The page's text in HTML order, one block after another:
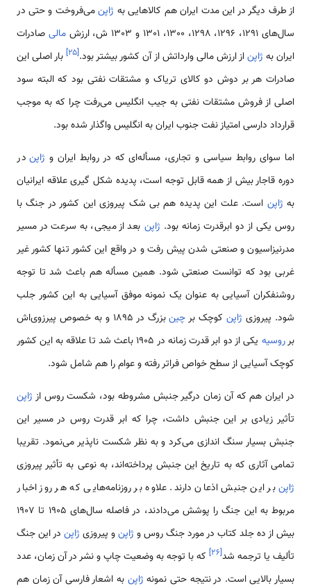
از طرف دیگر در این مدت ایران هم کالاهایی به ژاپنمی‌فروخت و حتی در
سال‌های 1291، 1296، 1298، 1300، 1301 و 1303 ش، ارزش
مالی صادرات
ایران به ژاپناز ارزش مالی وارداتش از آن کشور بیشتر بود.[۲۵]بار اصلی این
صادرات هر بر دوش دو کالای تریاک و مشتقات نفتی بود که البته سود
اصلی از فروش مشتقات نفتی به جیب انگلیس می‌رفت چرا که به موجب
قرارداد دارسی امتیاز نفت جنوب ایران به انگلیس واگذار شده بود.
اما سوای روابط سیاسی و تجاری، مسأله‌ای که در روابط ایران و ژاپن در
دوره قاجار بیش از همه قابل توجه است، پدیده شکل گیری علاقه ایرانیان
به ژاپن است. علت این پدیده هم بی شک پیروزی این کشور در جنگ با
روس یکی از دو ابرقدرت زمانه بود. ژاپن بعد از میجی، به سرعت در مسیر
مدرنیزاسیون و صنعتی شدن پیش رفت و در واقع این کشور تنها کشور غیر
غربی بود که توانست صنعتی شود. همین مسأله هم باعث شد تا توجه
روشنفکران آسیایی به عنوان یک نمونه موفق آسیایی به این کشور جلب
شود. پیروزی ژاپنکوچک برچین
بزرگ در 1895 و به خصوص پیرزوی‌اش
برروسیه
یکی از دو ابر قدرت زمانه در 1905 باعث شد تا علاقه به این کشور
کوچک آسیایی از سطح خواص فراتر رفته و عوام را هم شامل شود.
در ایران هم که آن زمان درگیر جنبش مشروطه بود، شکست روس از ژاپن
تأثیر زیادی بر این جنبش داشت، چرا که ابر قدرت روس در مسیر این
جنبش بسیار سنگ اندازی می‌کرد و به نظر شکست ناپذیر می‌نمود. تقریبا
تمامی آثاری که به تاریخ این جنبش پرداخته‌اند، به نوعی به تأثیر پیروزی
ژاپنبر این جنبش اذعان دارند. علاوه بر روزنامه‌هایی که هر روز اخبار
مربوط به این جنگ را پوشش می‌دادند، در فاصله سال‌های 1905 تا 1907
بیش از ده جلد کتاب در مورد جنگ روس و ژاپنو پیروزی ژاپن در این جنگ
تألیف یا ترجمه شد[۲۶] که با توجه به وضعیت چاپ و نشر در آن زمان، عدد
بسیار بالایی است. در نتیجه حتی نمونه ژاپن به اشعار فارسی آن زمان هم